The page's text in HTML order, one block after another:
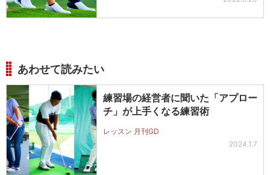
あわせて読みたい
練習場の経営者に聞いた「アプロー
チ」が上手くなる練習術
レッスン 月刊GD
2024.1.7